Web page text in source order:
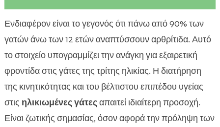
 Εισαγωγή στις κινητικές ανάγκες ηλικιωμένων
γατών
Γιατί οι γάτες χρειάζονται ειδική φροντίδα στην
τρίτη ηλικία
Σημάδια ότι η γάτα σου χρειάζεται βοήθεια με
την κίνηση της

Τι να προσέχουμε στις αρθρώσεις και τα
κόκκαλα
Ενδιαφέρον είναι το γεγονός ότι πάνω από 90% των
γατών άνω των 12 ετών αναπτύσσουν αρθρίτιδα. Αυτό
το στοιχείο υπογραμμίζει την ανάγκη για εξαιρετική
φροντίδα στις γάτες της τρίτης ηλικίας. Η διατήρηση
της κινητικότητας και του βέλτιστου επιπέδου υγείας
στις ηλικιωμένες γάτεςαπαιτεί ιδιαίτερη προσοχή.
Είναι ζωτικής σημασίας, όσον αφορά την πρόληψη των